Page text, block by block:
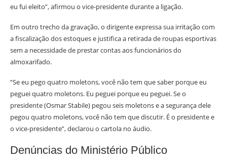
eu fui eleito”, afirmou o vice-presidente durante a ligação.
Em outro trecho da gravação, o dirigente expressa sua irritação com
a fiscalização dos estoques e justifica a retirada de roupas esportivas
sem a necessidade de prestar contas aos funcionários do
almoxarifado.
“Se eu pego quatro moletons, você não tem que saber porque eu
peguei quatro moletons. Eu peguei porque eu peguei. Se o
presidente (Osmar Stabile) pegou seis moletons e a segurança dele
pegou quatro moletons, você não tem que discutir. É o presidente e
o vice-presidente”, declarou o cartola no áudio.
Denúncias do Ministério Público